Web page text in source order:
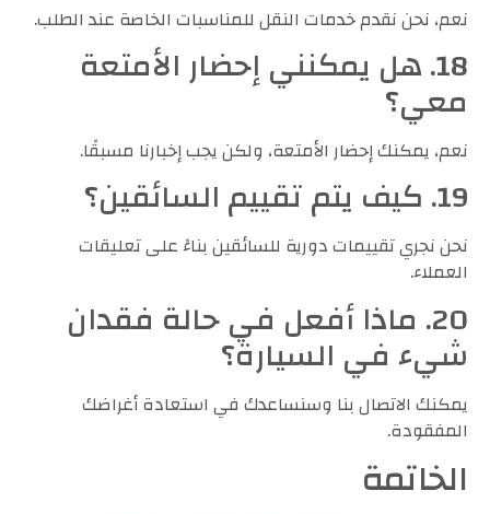
نعم، نحن نقدم خدمات النقل للمناسبات الخاصة عند الطلب.
18. هل يمكنني إحضار الأمتعة
معي؟
نعم، يمكنك إحضار الأمتعة، ولكن يجب إخبارنا مسبقًا.
19. كيف يتم تقييم السائقين؟
نحن نجري تقييمات دورية للسائقين بناءً على تعليقات
العملاء.
20. ماذا أفعل في حالة فقدان
شيء في السيارة؟
يمكنك الاتصال بنا وسنساعدك في استعادة أغراضك
المفقودة.
الخاتمة